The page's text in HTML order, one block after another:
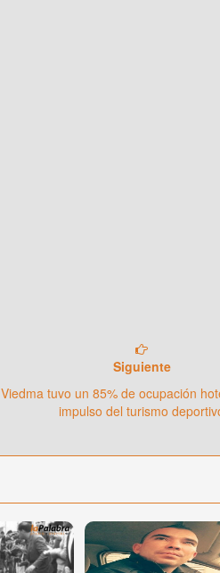
Siguiente
Viedma tuvo un 85% de ocupación
impulso del turismo